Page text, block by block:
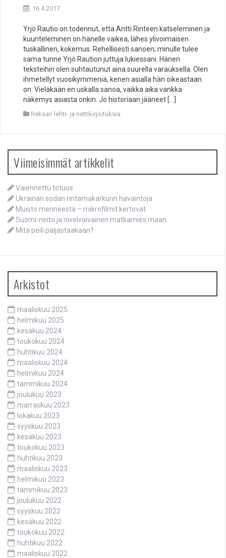
16.4.2017
Yrjö Rautio on todennut, että Antti Rinteen katseleminen ja
kuunteleminen on hänelle vaikea, lähes ylivoimaisen
tuskallinen, kokemus. Rehellisesti sanoen; minulle tulee
sama tunne Yrjö Raution juttuja lukiessani. Hänen
teksteihin olen suhtautunut aina suurella varauksella. Olen
ihmetellyt vuosikymmeniä, kenen asialla hän oikeastaan
on. Vieläkään en uskalla sanoa, vaikka aika vankka
näkemys asiasta onkin. Jo historiaan jääneet […]
Reksan lehti- ja nettikirjoituksia
Viimeisimmät artikkelit
Vaiennettu totuus
Ukrainan sodan rintamakarkurin havaintoja
Muisto menneestä – mikrofilmit kertovat
Suomi-neito ja nivelvaivainen matkamies maan
Mitä peili paljastaakaan?
Arkistot
maaliskuu 2025
helmikuu 2025
kesäkuu 2024
toukokuu 2024
huhtikuu 2024
maaliskuu 2024
helmikuu 2024
tammikuu 2024
joulukuu 2023
marraskuu 2023
lokakuu 2023
syyskuu 2023
kesäkuu 2023
toukokuu 2023
huhtikuu 2023
maaliskuu 2023
helmikuu 2023
tammikuu 2023
joulukuu 2022
syyskuu 2022
kesäkuu 2022
toukokuu 2022
huhtikuu 2022
maaliskuu 2022